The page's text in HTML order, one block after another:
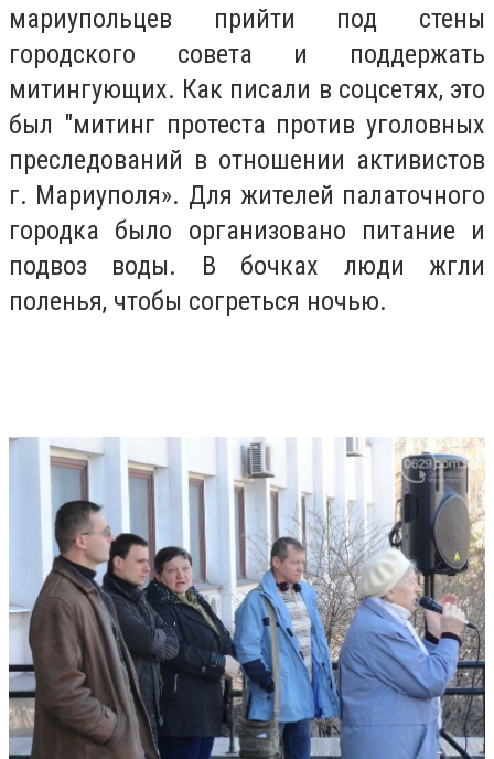
мариупольцев прийти под стены
городского совета и поддержать
митингующих. Как писали в соцсетях, это
был "митинг протеста против уголовных
преследований в отношении активистов
г. Мариуполя». Для жителей палаточного
городка было организовано питание и
подвоз воды. В бочках люди жгли
поленья, чтобы согреться ночью.